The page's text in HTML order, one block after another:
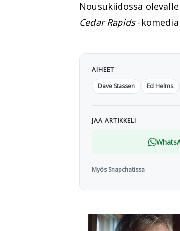
Nousukiidossa
Cedar Rapids-komedia
AIHEET
Dave Stassen
Ed Helms
JAA ARTIKKELI
Myös Snapchatissa